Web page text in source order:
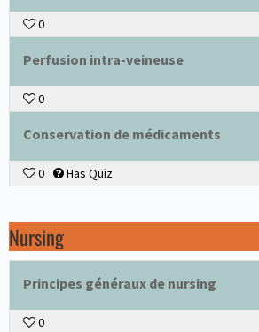
0
Perfusion intra-veineuse
0
Conservation de médicaments
0 Has Quiz
Nursing
Principes généraux de nursing
0